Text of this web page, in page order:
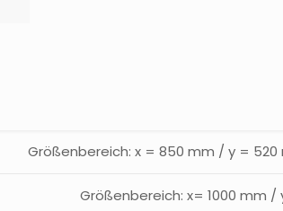
Größenbereich: x = 850 mm / y =
Größenbereich: x= 1000 mm